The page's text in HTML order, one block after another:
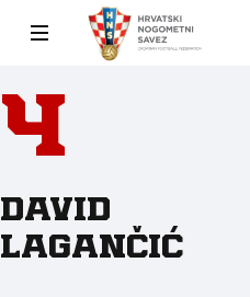
4
David
Lagančić